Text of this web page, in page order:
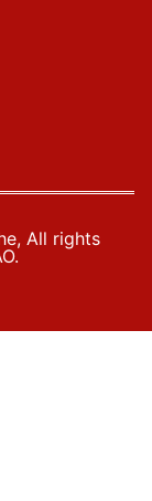
All rights